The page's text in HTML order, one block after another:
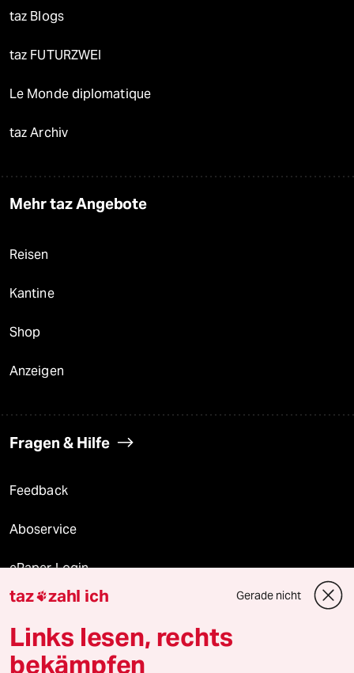
taz Blogs
taz FUTURZWEI
Le Monde diplomatique
taz Archiv
Mehr taz Angebote
Reisen
Kantine
Shop
Anzeigen
Fragen & Hilfe
Feedback
Aboservice
ePaper Login
Downloads für Abonnierende
taz zahl ich Gerade nicht
Links lesen, rechts
bekämpfen